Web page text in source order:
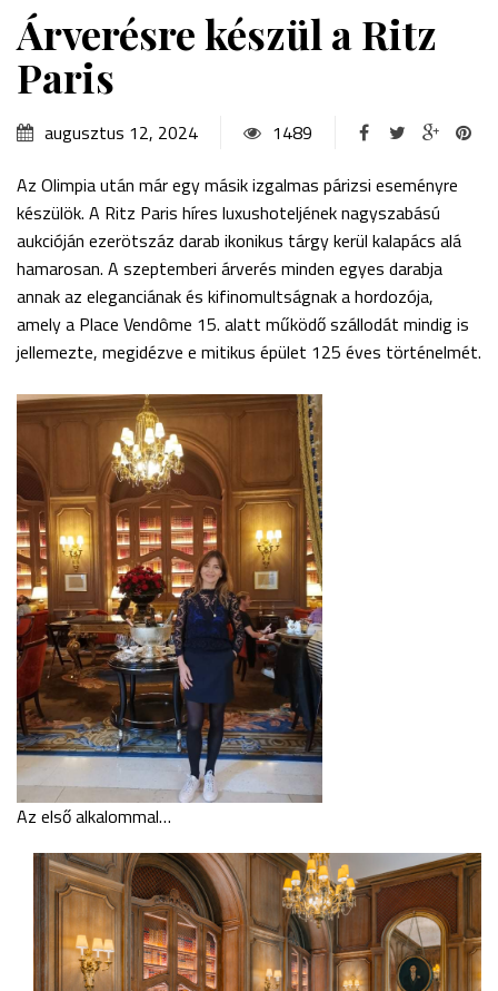
Árverésre készül a Ritz
Paris
augusztus 12, 2024
1489
Az Olimpia után már egy másik izgalmas párizsi eseményre
készülök. A Ritz Paris híres luxushoteljének nagyszabású
aukcióján ezerötszáz darab ikonikus tárgy kerül kalapács alá
hamarosan. A szeptemberi árverés minden egyes darabja
annak az eleganciának és kifinomultságnak a hordozója,
amely a Place Vendôme 15. alatt működő szállodát mindig is
jellemezte, megidézve e mitikus épület 125 éves történelmét.
Az első alkalommal…